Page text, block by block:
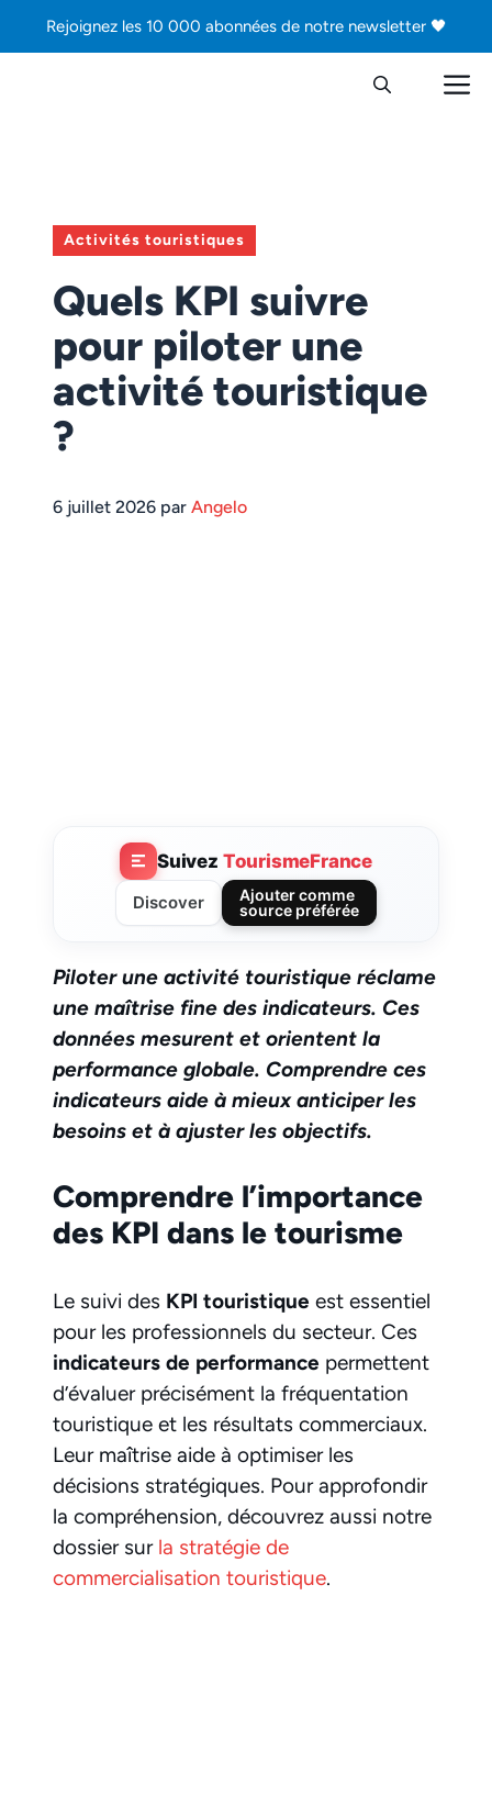
Rejoignez les 10 000 abonnées de notre newsletter 🖤
Activités touristiques
Quels KPI suivre
pour piloter une
activité touristique
?
6 juillet 2026 par Angelo
Suivez TourismeFrance
Discover
Ajouter comme
source préférée
Piloter une activité touristique réclame
une maîtrise fine des indicateurs. Ces
données mesurent et orientent la
performance globale. Comprendre ces
indicateurs aide à mieux anticiper les
besoins et à ajuster les objectifs.
Comprendre l’importance
des KPI dans le tourisme
Le suivi des KPI touristique est essentiel
pour les professionnels du secteur. Ces
indicateurs de performance permettent
d’évaluer précisément la fréquentation
touristique et les résultats commerciaux.
Leur maîtrise aide à optimiser les
décisions stratégiques. Pour approfondir
la compréhension, découvrez aussi notre
dossier sur la stratégie de
commercialisation touristique.